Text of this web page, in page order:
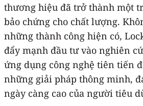
thương hiệu đã trở thành một
bảo chứng cho chất lượng.
những thành công hiện có,
đẩy mạnh đầu tư vào nghiên
ứng dụng công nghệ tiên tiến
những giải pháp thông minh,
ngày càng cao của người tiêu